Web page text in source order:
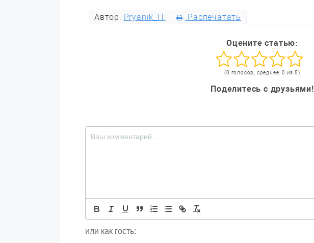
Автор: Pryanik_IT Распечатать
Оцените статью:
(0 голосов, среднее: 0 из 5)
Поделитесь с друзьями!
или как гость: